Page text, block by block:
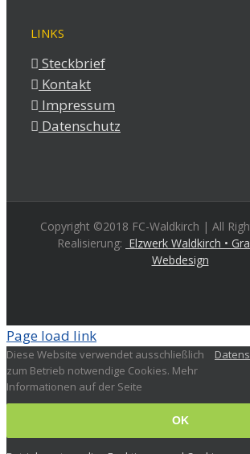
LINKS
Steckbrief
Kontakt
Impressum
Datenschutz
Copyright ©2018 FC-Waldkirch | All
Realisierung: Elzwerk Waldkirch •
Webdesign
Page load link
Diese Website verwendet ausschließlich
zum Betrieb notwendige Cookies. Mehr
Informationen auf der Seite
OK